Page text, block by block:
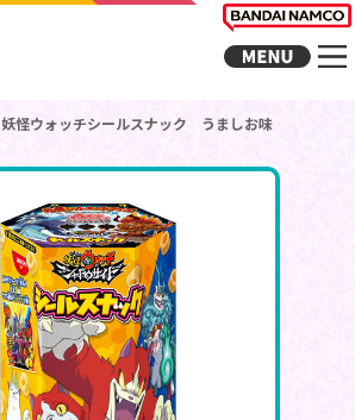
妖怪ウォッチシールスナック うましお味